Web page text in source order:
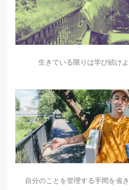
生きている限りは学び続け
自分のことを管理する手間を省